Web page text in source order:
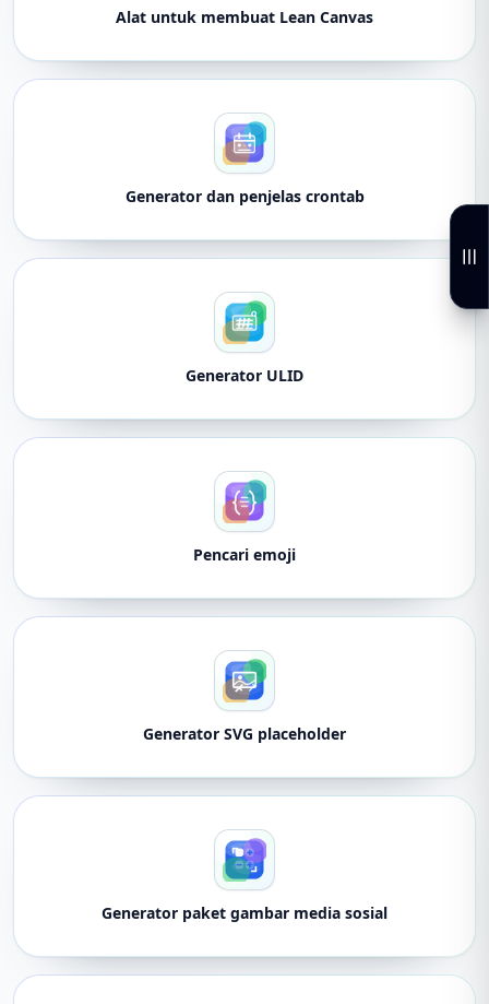
Alat untuk membuat Lean Canvas
Generator dan penjelas crontab
Generator ULID
Pencari emoji
Generator SVG placeholder
Generator paket gambar media sosial